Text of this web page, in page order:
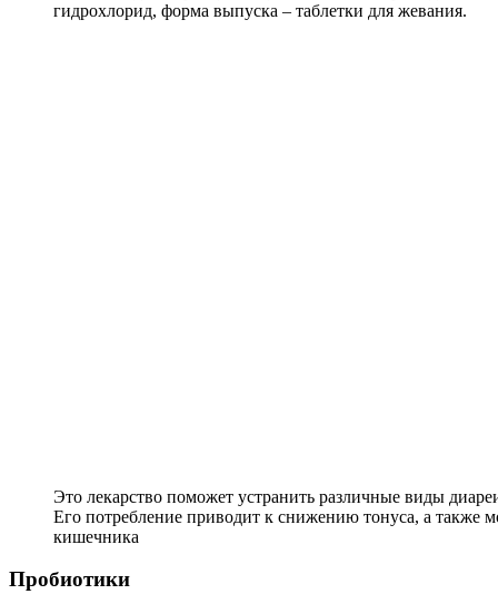
гидрохлорид, форма выпуска – таблетки для жевания.
Это лекарство поможет устранить различные виды
Его потребление приводит к снижению тонуса, а также
кишечника
Пробиотики